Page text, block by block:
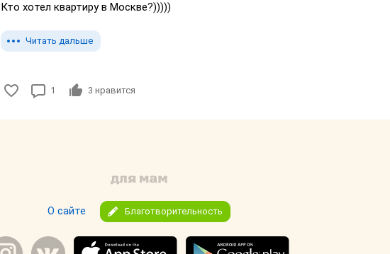
Кто хотел квартиру в Москве?)))))
Читать дальше
1 3 нравится
О сайте Благотворительность